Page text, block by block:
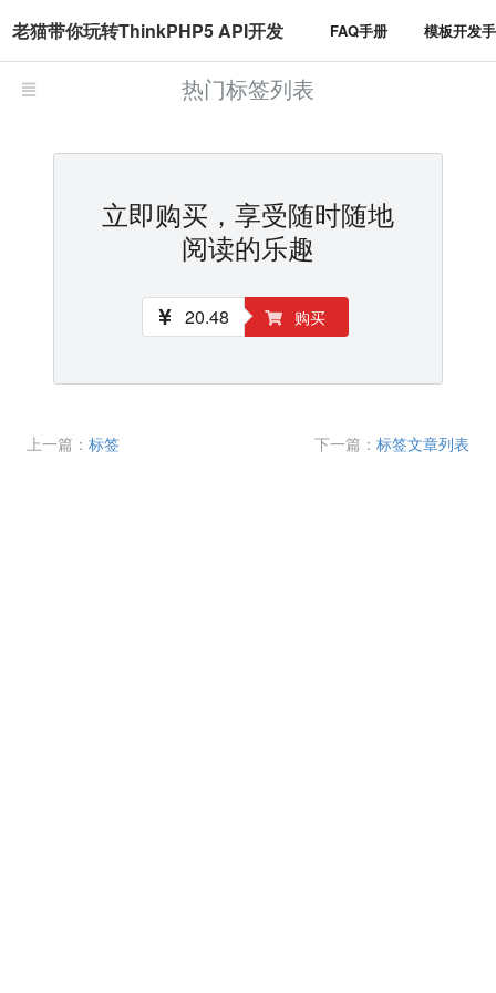
老猫带你玩转ThinkPHP5 API开发 FAQ手册 模板开发
热门标签列表
立即购买，享受随时随地
阅读的乐趣
20.48 购买
上一篇： 标签 下一篇： 标签文章列表